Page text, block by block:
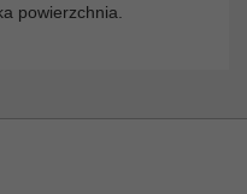
powierzchnia.